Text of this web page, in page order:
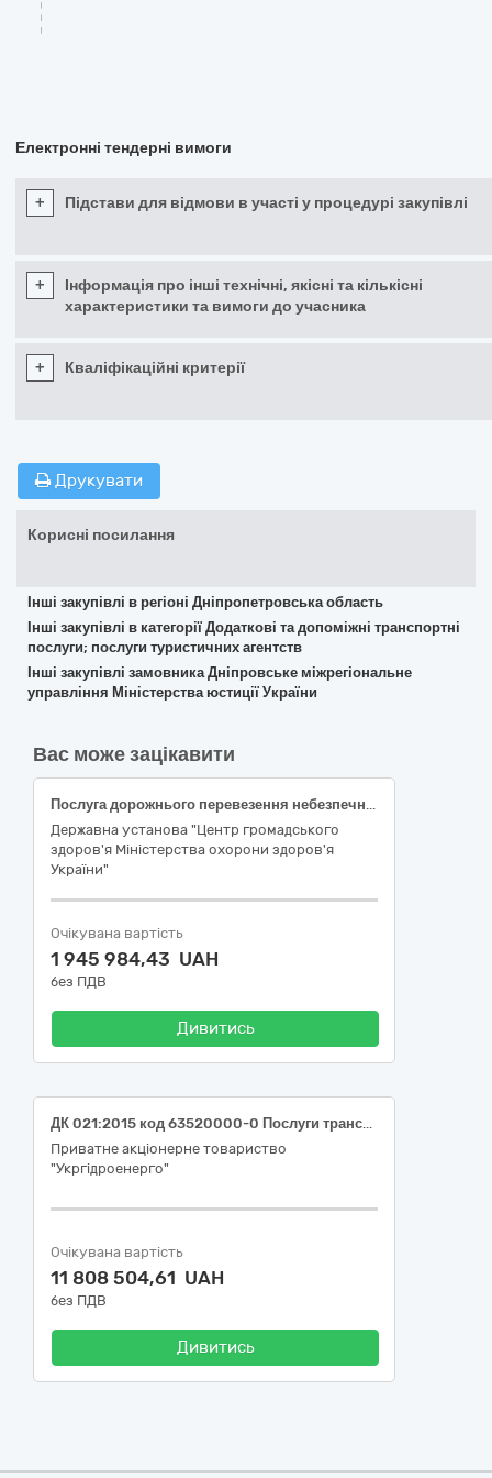
Електронні тендерні вимоги
+ Підстави для відмови в участі у процедурі закупівлі
+
Інформація про інші технічні, якісні та кількісні
характеристики та вимоги до учасника
+ Кваліфікаційні критерії
Друкувати
Корисні посилання
Інші закупівлі в регіоні Дніпропетровська область
Інші закупівлі в категорії Додаткові та допоміжні транспортні
послуги; послуги туристичних агентств
Інші закупівлі замовника Дніпровське міжрегіональне
управління Міністерства юстиції України
Вас може зацікавити
Послуга дорожнього перевезення небезпечного вантажу біологічного матеріалу категорії B (код UN 3373) – зразки крові
Державна установа "Центр громадського
здоров'я Міністерства охорони здоров'я
України"
Очікувана вартість
1 945 984,43 UAH
без ПДВ
Дивитись
ДК 021:2015 код 63520000-0 Послуги транспортних агентств (Послуги з автоперевезення вантажу (автотрансформатора та КРУЕ-154кВ) для філії "Дніпровська ГЕС" ПрАТ "Укргідроенерго")
Приватне акціонерне товариство
"Укргідроенерго"
Очікувана вартість
11 808 504,61 UAH
без ПДВ
Дивитись